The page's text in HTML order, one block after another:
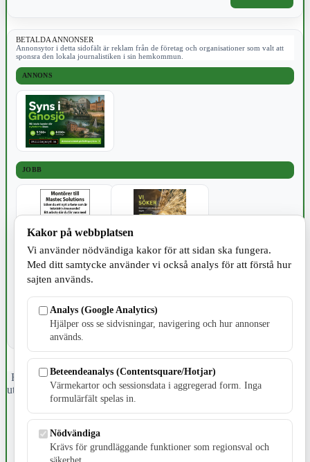
BETALDA ANNONSER
Annonsytor i detta sidofält är reklam från de företag och organisationer som valt att
sponsra den lokala journalistiken i sin hemkommun.
ANNONS
JOBB
SPORT
Fristående webbtidningsföretag grundat 1991 som sedan 2002 ger
ut tidningen Skillingaryd.nu och 2010 lanserades Värnamo.nu. Från
april 2026 omfattar Skillingaryd.nu tre kommuner: Gnosjö,
Värnamo och Vaggeryds kommun.
E-post: redaktionen@skillingaryd.nu
Kakor på webbplatsen
Vi använder nödvändiga kakor för att sidan ska fungera.
Med ditt samtycke använder vi också analys för att förstå hur
sajten används.
Analys (Google Analytics)
Hjälper oss se sidvisningar, navigering och hur annonser
används.
Beteendeanalys (Contentsquare/Hotjar)
Värmekartor och sessionsdata i aggregerad form. Inga
formulärfält spelas in.
Nödvändiga
Krävs för grundläggande funktioner som regionsval och